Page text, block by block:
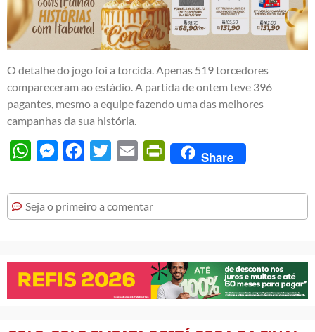
O detalhe do jogo foi a torcida. Apenas 519 torcedores
compareceram ao estádio. A partida de ontem teve 396
pagantes, mesmo a equipe fazendo uma das melhores
campanhas da sua história.
WhatsAppMessengerFacebook
Twitter Email PrintFriendly
Share
Seja o primeiro a comentar